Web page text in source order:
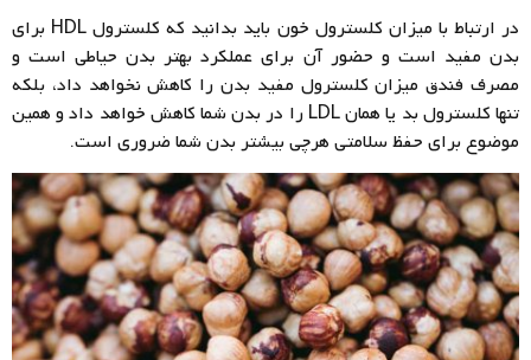
در ارتباط با میزان کلسترول خون باید بدانید که کلسترول HDL برای
بدن مفید است و حضور آن برای عملکرد بهتر بدن حیاطی است و
مصرف فندق میزان کلسترول مفید بدن را کاهش نخواهد داد، بلکه
تنها کلسترول بد یا همان LDL را در بدن شما کاهش خواهد داد و همین
موضوع برای حفظ سلامتی هرچی بیشتر بدن شما ضروری است.